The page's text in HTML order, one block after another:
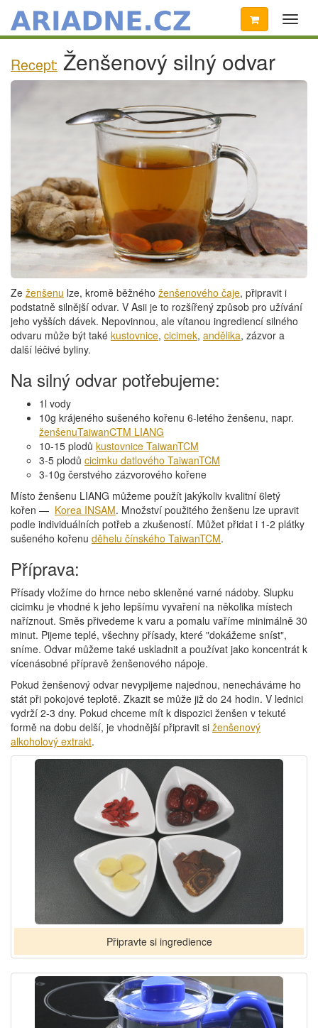
Recept: Ženšenový silný odvar
Ze ženšenu lze, kromě běžného ženšenového čaje, připravit i
podstatně silnější odvar. V Asii je to rozšířený způsob pro užívání
jeho vyšších dávek. Nepovinnou, ale vítanou ingrediencí silného
odvaru může být také kustovnice, cicimek, andělika, zázvor a
další léčivé byliny.
Na silný odvar potřebujeme:
1l vody
10g krájeného sušeného kořenu 6-letého ženšenu, napr.
ženšenuTaiwanCTM LIANG
10-15 plodů kustovnice TaiwanTCM
3-5 plodů cicimku datlového TaiwanTCM
3-10g čerstvého zázvorového kořene
Místo ženšenu LIANG můžeme použít jakýkoliv kvalitní 6letý
kořen — Korea INSAM. Množství použitého ženšenu lze upravit
podle individuálních potřeb a zkušeností. Můžet přidat i 1-2 plátky
sušeného kořenu děhelu čínského TaiwanTCM.
Příprava:
Přísady vložíme do hrnce nebo skleněné varné nádoby. Slupku
cicimku je vhodné k jeho lepšímu vyvaření na několika místech
naříznout. Směs přivedeme k varu a pomalu vaříme minimálně 30
minut. Pijeme teplé, všechny přísady, které "dokážeme sníst",
sníme. Odvar můžeme také uskladnit a používat jako koncentrát k
vícenásobné přípravě ženšenového nápoje.
Pokud ženšenový odvar nevypijeme najednou, nenecháváme ho
stát při pokojové teplotě. Zkazit se může již do 24 hodin. V lednici
vydrží 2-3 dny. Pokud chceme mít k dispozici ženšen v tekuté
formě na dobu delší, je vhodnější připravit si ženšenový
alkoholový extrakt.
Připravte si ingredience